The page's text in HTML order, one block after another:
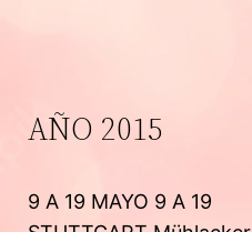
AÑO 2015
9 A 19 MAYO 9 A 19